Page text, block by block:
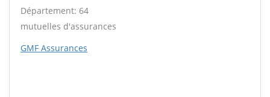
Département: 64
mutuelles d'assurances
GMF Assurances